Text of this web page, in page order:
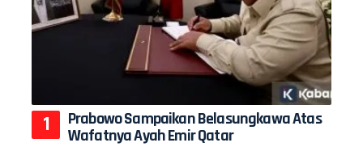
Prabowo Sampaikan Belasungkawa Atas
Wafatnya Ayah Emir Qatar